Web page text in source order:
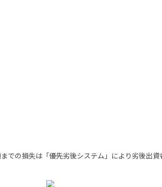
での損失は「優先劣後システム」により劣後出